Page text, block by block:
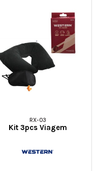
RX-03
Kit 3pcs Viagem